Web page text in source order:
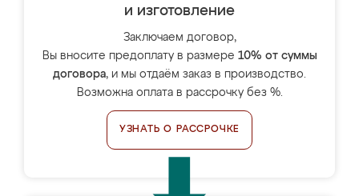
и изготовление
Заключаем договор,
Вы вносите предоплату в размере 10% от суммы
договора, и мы отдаём заказ в производство.
Возможна оплата в рассрочку без %.
УЗНАТЬ О РАССРОЧКЕ